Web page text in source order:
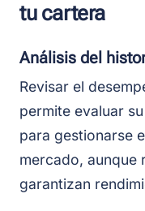
tu cartera
Análisis del
Revisar el
permite evaluar
para gestionarse
mercado, aunque
garantizan